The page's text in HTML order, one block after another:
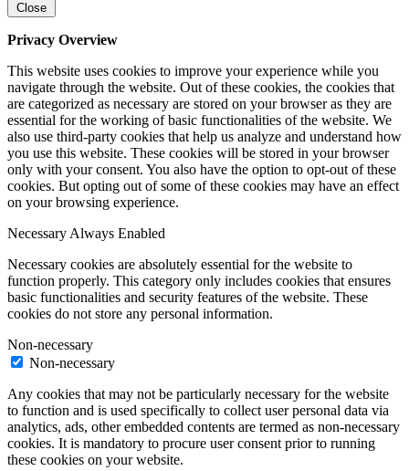
Close
Privacy Overview
This website uses cookies to improve your experience while you
navigate through the website. Out of these cookies, the cookies that
are categorized as necessary are stored on your browser as they are
essential for the working of basic functionalities of the website. We
also use third-party cookies that help us analyze and understand how
you use this website. These cookies will be stored in your browser
only with your consent. You also have the option to opt-out of these
cookies. But opting out of some of these cookies may have an effect
on your browsing experience.
NecessaryAlways Enabled
Necessary cookies are absolutely essential for the website to
function properly. This category only includes cookies that ensures
basic functionalities and security features of the website. These
cookies do not store any personal information.
Non-necessary
Non-necessary
Any cookies that may not be particularly necessary for the website
to function and is used specifically to collect user personal data via
analytics, ads, other embedded contents are termed as non-necessary
cookies. It is mandatory to procure user consent prior to running
these cookies on your website.